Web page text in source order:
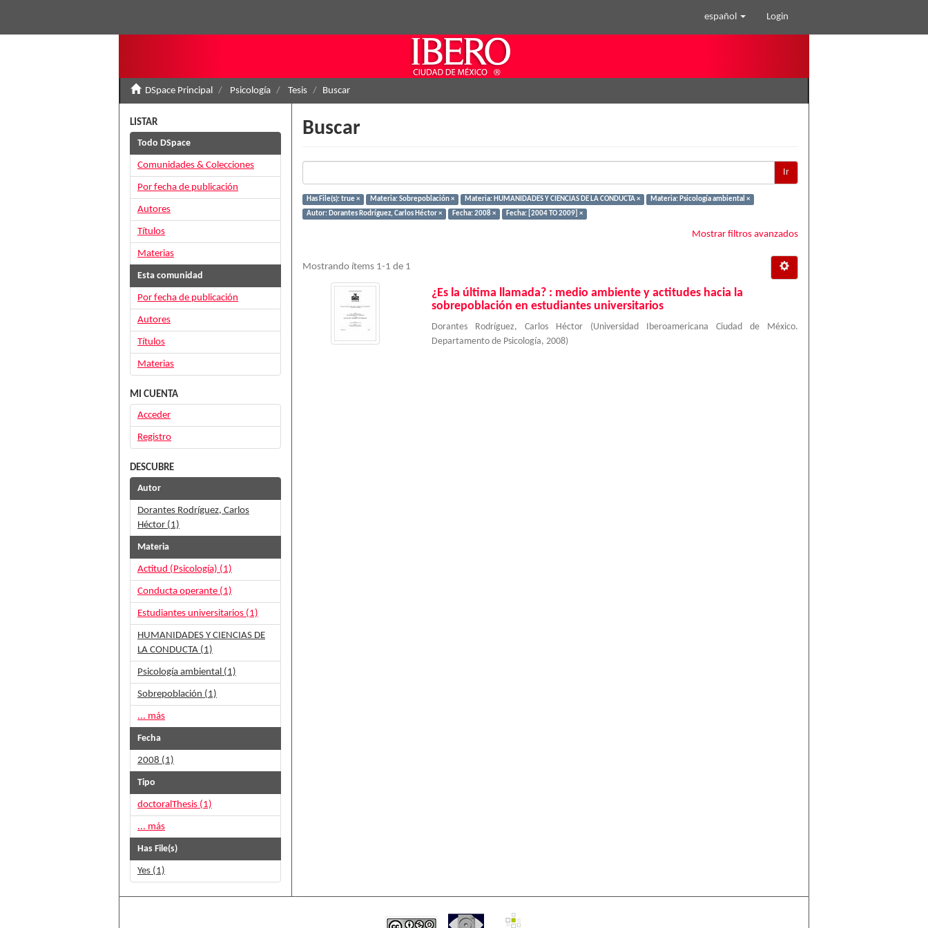
español Login
DSpace Principal Psicología Tesis Buscar
Buscar
Ir
Has File(s): true × Materia: Sobrepoblación × Materia: HUMANIDADES Y CIENCIAS DE LA CONDUCTA ×
Materia: Psicología ambiental ×
Autor: Dorantes Rodríguez, Carlos Héctor ×
Fecha: 2008 × Fecha: [2004 TO 2009] ×
Mostrar filtros avanzados
Mostrando ítems 1-1 de 1
¿Es la última llamada? : medio ambiente y actitudes hacia la
sobrepoblación en estudiantes universitarios
Dorantes Rodríguez, Carlos Héctor (Universidad Iberoamericana Ciudad de México.
Departamento de Psicología, 2008)
LISTAR
Todo DSpace
Comunidades & Colecciones
Por fecha de publicación
Autores
Títulos
Materias
Esta comunidad
Por fecha de publicación
Autores
Títulos
Materias
MI CUENTA
Acceder
Registro
DESCUBRE
Autor
Dorantes Rodríguez, Carlos
Héctor (1)
Materia
Actitud (Psicología) (1)
Conducta operante (1)
Estudiantes universitarios (1)
HUMANIDADES Y CIENCIAS DE
LA CONDUCTA (1)
Psicología ambiental (1)
Sobrepoblación (1)
... más
Fecha
2008 (1)
Tipo
doctoralThesis (1)
... más
Has File(s)
Yes (1)